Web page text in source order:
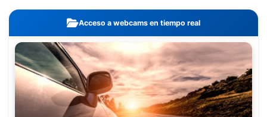
Acceso a webcams en tiempo real